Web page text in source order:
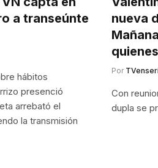
a transeúnte
hábitos
presenció
arrebató el
la transmisión
nueva
Por
Con
dupla se